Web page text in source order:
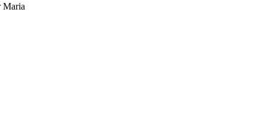
Maria